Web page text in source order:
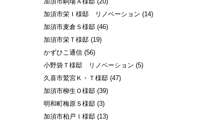
加須市栄Ｉ様邸 リノベーション (14)
加須市麦倉Ｓ様邸 (46)
加須市栄Ｔ様邸 (19)
かずひこ通信 (56)
小野袋Ｔ様邸 リノベーション (5)
久喜市鷲宮Ｋ・Ｔ様邸 (47)
加須市柳生Ｏ様邸 (39)
明和町梅原Ｓ様邸 (3)
加須市柏戸Ｉ様邸 (13)